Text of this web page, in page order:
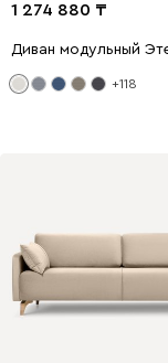
1 274 880
Диван модульный
+118